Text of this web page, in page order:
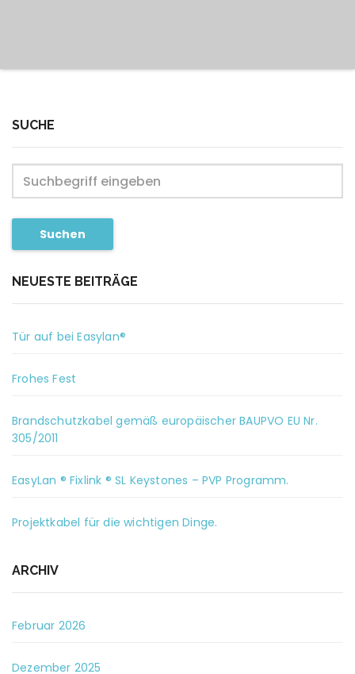
SUCHE
Suchen
NEUESTE BEITRÄGE
Tür auf bei Easylan®
Frohes Fest
Brandschutzkabel gemäß europäischer BAUPVO EU Nr.
305/2011
EasyLan ® Fixlink ® SL Keystones – PVP Programm.
Projektkabel für die wichtigen Dinge.
ARCHIV
Februar 2026
Dezember 2025